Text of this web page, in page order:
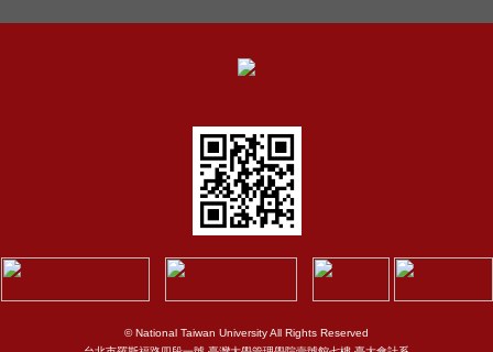
© National Taiwan University All Rights Reserved